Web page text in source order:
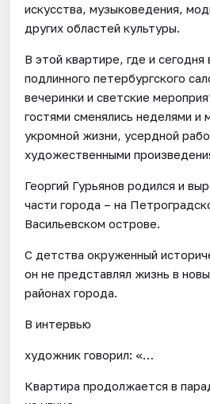
искусства, музыковедения,
других областей культуры.
В этой квартире, где и
подлинного петербургского
вечеринки и светские
гостями сменялись неделями и
укромной жизни, усердной
художественными
Георгий Гурьянов родился и
части города – на
Васильевском острове.
С детства окруженный
он не представлял жизнь в
районах города.
В интервью
художник говорил: «…
Квартира продолжается в